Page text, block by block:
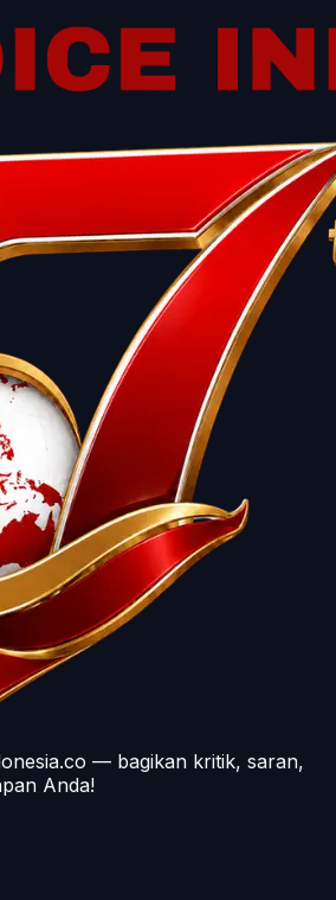
— bagikan kritik, saran,
Anda!